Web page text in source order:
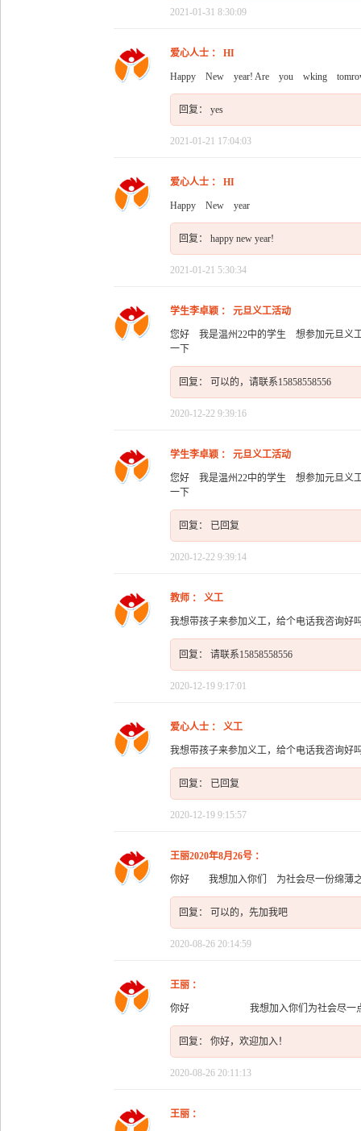
2021-01-31 8:30:09
爱心人士 ： HI
Happy New year! Are you wking
回复： yes
2021-01-21 17:04:03
爱心人士 ： HI
Happy New year
回复： happy new year!
2021-01-21 5:30:34
学生李卓颖 ： 元旦义工活动
您好 我是温州22中的学生 想参加元旦义
一下
回复： 可以的，请联系15858558556
2020-12-22 9:39:16
学生李卓颖 ： 元旦义工活动
您好 我是温州22中的学生 想参加元旦义
一下
回复： 已回复
2020-12-22 9:39:14
教师 ： 义工
我想带孩子来参加义工，给个电话我咨询好
回复： 请联系15858558556
2020-12-19 9:17:01
爱心人士 ： 义工
我想带孩子来参加义工，给个电话我咨询好
回复： 已回复
2020-12-19 9:15:57
王丽2020年8月26号 ：
你好 我想加入你们 为社会尽一份绵薄
回复： 可以的，先加我吧
2020-08-26 20:14:59
王丽 ：
你好 我想加入你们为社会尽一点自
回复： 你好，欢迎加入！
2020-08-26 20:11:13
王丽 ：